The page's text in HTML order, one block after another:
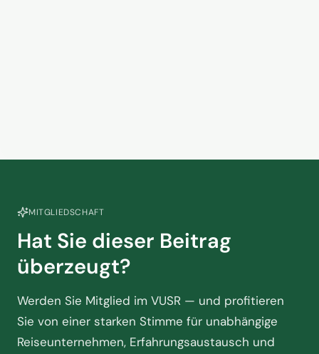
MITGLIEDSCHAFT
Hat Sie dieser Beitrag
überzeugt?
Werden Sie Mitglied im VUSR — und profitieren
Sie von einer starken Stimme für unabhängige
Reiseunternehmen, Erfahrungsaustausch und